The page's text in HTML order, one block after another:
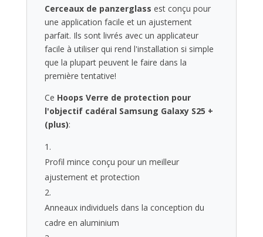
Cerceaux de panzerglass est conçu pour
une application facile et un ajustement
parfait. Ils sont livrés avec un applicateur
facile à utiliser qui rend l'installation si simple
que la plupart peuvent le faire dans la
première tentative!
Ce Hoops Verre de protection pour
l'objectif cadéral Samsung Galaxy S25 +
(plus):
Profil mince conçu pour un meilleur
ajustement et protection
Anneaux individuels dans la conception du
cadre en aluminium